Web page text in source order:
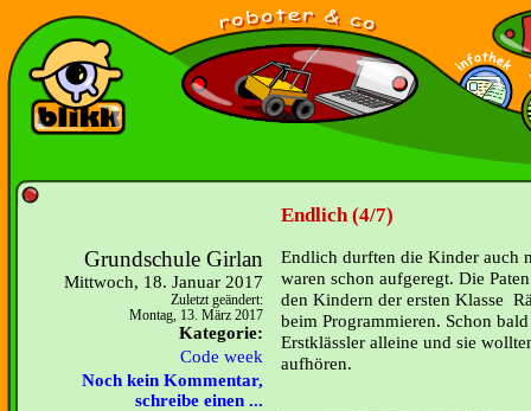
Endlich (4/7)
Grundschule Girlan
Mittwoch, 18. Januar 2017
Zuletzt geändert:
Montag, 13. März 2017
Kategorie:
Code week
Noch kein Kommentar,
schreibe einen ...
Endlich durften die Kinder auch
waren schon aufgeregt. Die
den Kindern der ersten Klasse
beim Programmieren. Schon
Erstklässler alleine und sie
aufhören.